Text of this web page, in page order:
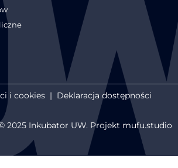
i cookies | Deklaracja dostępności
2025 Inkubator UW. Projekt mufu.studio